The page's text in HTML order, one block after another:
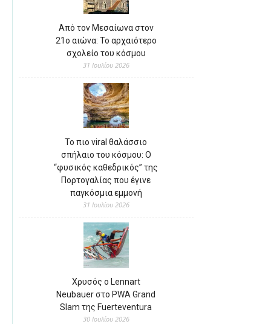
Από τον Μεσαίωνα στον
21ο αιώνα: Το αρχαιότερο
σχολείο του κόσμου
31 Ιουλίου 2026
Το πιο viral θαλάσσιο
σπήλαιο του κόσμου: Ο
“φυσικός καθεδρικός” της
Πορτογαλίας που έγινε
παγκόσμια εμμονή
31 Ιουλίου 2026
Χρυσός ο Lennart
Neubauer στο PWA Grand
Slam της Fuerteventura
30 Ιουλίου 2026